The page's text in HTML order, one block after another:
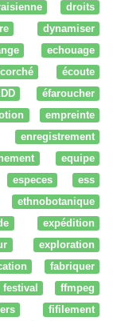
droits
dynamiser
echouage
écoute
éfaroucher
empreinte
enregistrement
equipe
especes
ess
ethnobotanique
expédition
exploration
fabriquer
festival
ffmpeg
fifilement